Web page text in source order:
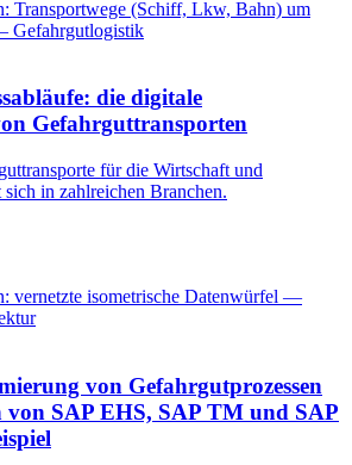
die digitale
Gefahrguttransporten
für die Wirtschaft und
in zahlreichen Branchen.
von Gefahrgutprozessen
SAP EHS, SAP TM und SAP